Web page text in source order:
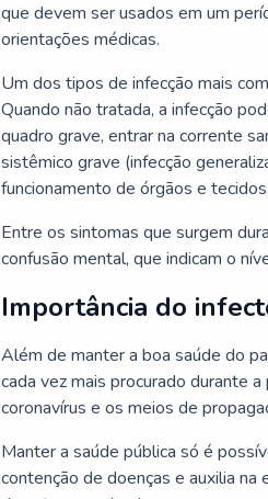
que devem ser usados em um
orientações médicas.
Um dos tipos de infecção mais
Quando não tratada, a infecção
quadro grave, entrar na corrente
sistêmico grave (infecção
funcionamento de órgãos e tecidos.
Entre os sintomas que surgem
confusão mental, que indicam o
Importância do
Além de manter a boa saúde do
cada vez mais procurado durante
coronavírus e os meios de
Manter a saúde pública só é
contenção de doenças e auxilia na